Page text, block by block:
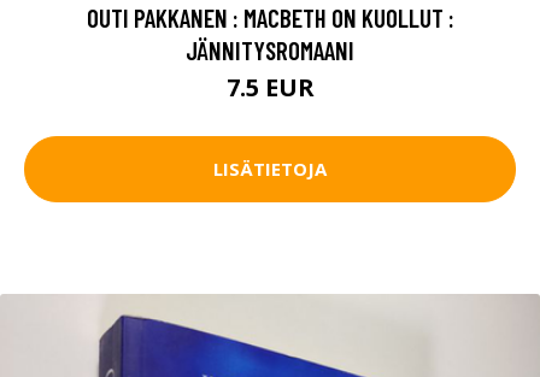
OUTI PAKKANEN : MACBETH ON KUOLLUT :
JÄNNITYSROMAANI
7.5 EUR
LISÄTIETOJA